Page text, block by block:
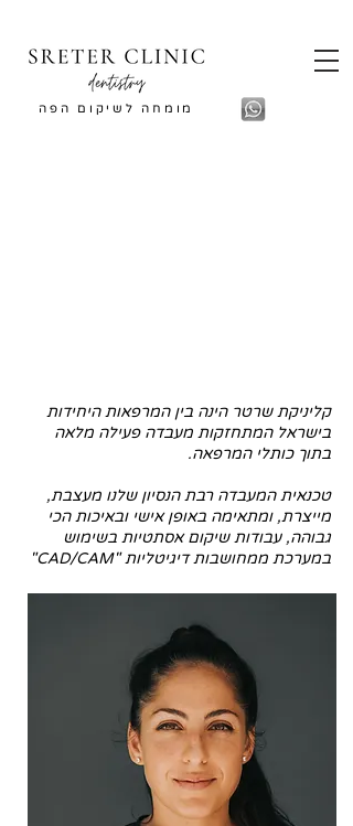
מומחה לשיקום הפה
קליניקת שרטר הינה בין המרפאות היחידות
בישראל המתחזקות מעבדה פעילה מלאה
בתוך כותלי המרפאה.
טכנאית המעבדה רבת הנסיון שלנו מעצבת,
מייצרת, ומתאימה באופן אישי ובאיכות הכי
גבוהה, עבודות שיקום אסתטיות בשימוש
במערכת ממחושבות דיגיטליות "CAD/CAM"